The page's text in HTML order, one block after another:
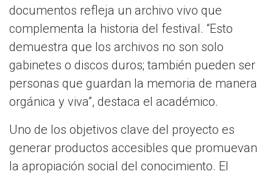
documentos refleja un archivo vivo que
complementa la historia del festival. “Esto
demuestra que los archivos no son solo
gabinetes o discos duros; también pueden ser
personas que guardan la memoria de manera
orgánica y viva”, destaca el académico.
Uno de los objetivos clave del proyecto es
generar productos accesibles que promuevan
la apropiación social del conocimiento. El